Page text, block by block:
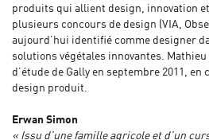
produits qui allient design, innovation
plusieurs concours de design (VIA,
aujourd’hui identifié comme designer
solutions végétales innovantes.
d’étude de Gally en septembre 2011, en
design produit.
Erwan Simon
« Issu d’une famille agricole et d’un